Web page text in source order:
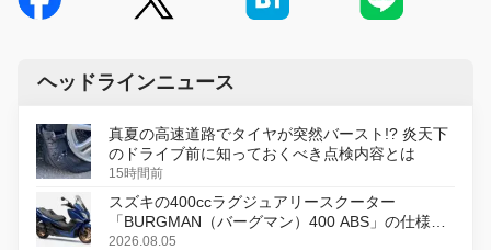
ヘッドラインニュース
真夏の高速道路でタイヤが突然バースト!? 炎天下
のドライブ前に知っておくべき点検内容とは
15時間前
スズキの400ccラグジュアリースクーター
「BURGMAN（バーグマン）400 ABS」の仕様を
変更し、8月18日に発売
2026.08.05